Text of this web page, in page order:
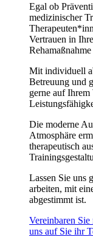
Egal ob
medizinischer
Vertrauen in
Mit individuell
Betreuung und
gerne auf
Die moderne
Atmosphäre
therapeutisch
Lassen Sie uns
arbeiten, mit
abgestimmt ist.
Vereinbaren
uns auf Sie ihr